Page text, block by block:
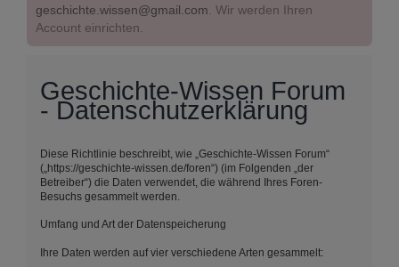
geschichte.wissen@gmail.com. Wir werden Ihren
Account einrichten.
Geschichte-Wissen Forum
- Datenschutzerklärung
Diese Richtlinie beschreibt, wie „Geschichte-Wissen Forum“
(„https://geschichte-wissen.de/foren“) (im Folgenden „der
Betreiber“) die Daten verwendet, die während Ihres Foren-
Besuchs gesammelt werden.
Umfang und Art der Datenspeicherung
Ihre Daten werden auf vier verschiedene Arten gesammelt: